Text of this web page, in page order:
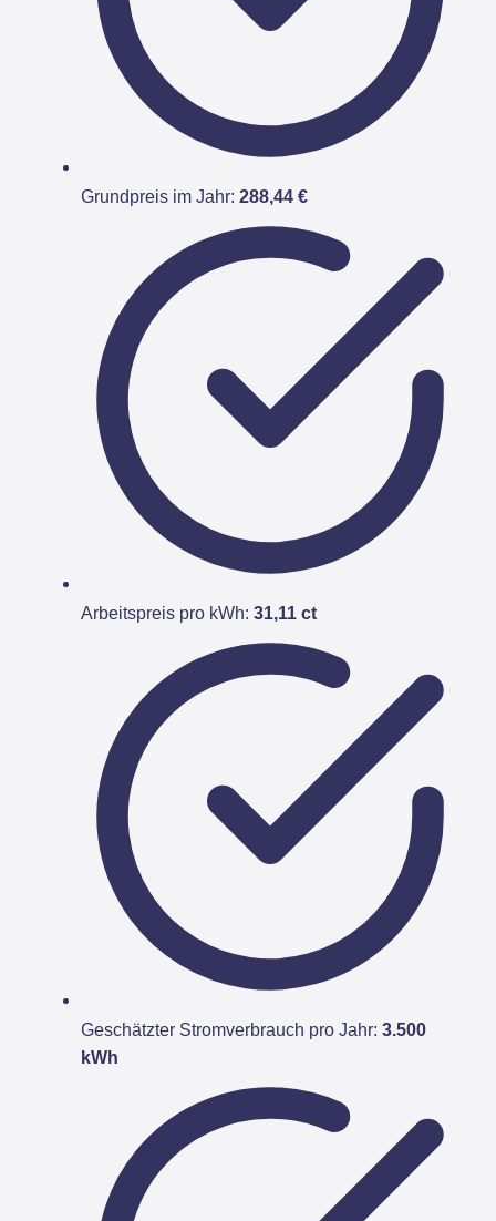
Grundpreis im Jahr: 288,44 €
Arbeitspreis pro kWh: 31,11 ct
Geschätzter Stromverbrauch pro Jahr: 3.500
kWh